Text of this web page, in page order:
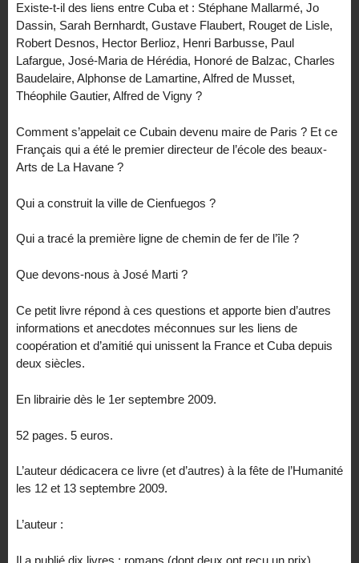
Existe-t-il des liens entre Cuba et : Stéphane Mallarmé, Jo
Dassin, Sarah Bernhardt, Gustave Flaubert, Rouget de Lisle,
Robert Desnos, Hector Berlioz, Henri Barbusse, Paul
Lafargue, José-Maria de Hérédia, Honoré de Balzac, Charles
Baudelaire, Alphonse de Lamartine, Alfred de Musset,
Théophile Gautier, Alfred de Vigny ?
Comment s’appelait ce Cubain devenu maire de Paris ? Et ce
Français qui a été le premier directeur de l’école des beaux-
Arts de La Havane ?
Qui a construit la ville de Cienfuegos ?
Qui a tracé la première ligne de chemin de fer de l’île ?
Que devons-nous à José Marti ?
Ce petit livre répond à ces questions et apporte bien d’autres
informations et anecdotes méconnues sur les liens de
coopération et d’amitié qui unissent la France et Cuba depuis
deux siècles.
En librairie dès le 1er septembre 2009.
52 pages. 5 euros.
L’auteur dédicacera ce livre (et d’autres) à la fête de l’Humanité
les 12 et 13 septembre 2009.
L’auteur :
Il a publié dix livres : romans (dont deux ont reçu un prix),